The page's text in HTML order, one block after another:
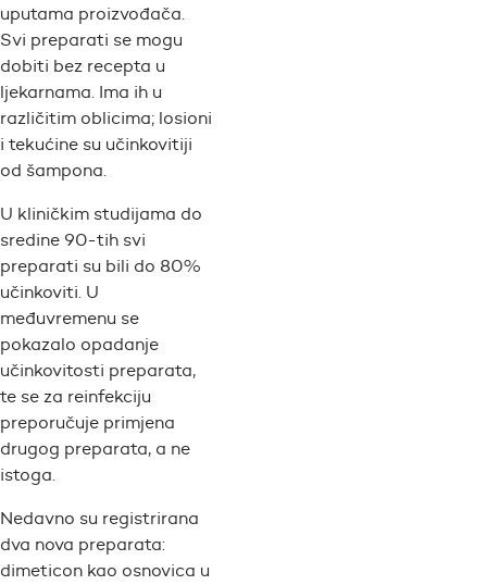
uputama proizvođača.
Svi preparati se mogu
dobiti bez recepta u
ljekarnama. Ima ih u
različitim oblicima; losioni
i tekućine su učinkovitiji
od šampona.
U kliničkim studijama do
sredine 90-tih svi
preparati su bili do 80%
učinkoviti. U
međuvremenu se
pokazalo opadanje
učinkovitosti preparata,
te se za reinfekciju
preporučuje primjena
drugog preparata, a ne
istoga.
Nedavno su registrirana
dva nova preparata:
dimeticon kao osnovica u